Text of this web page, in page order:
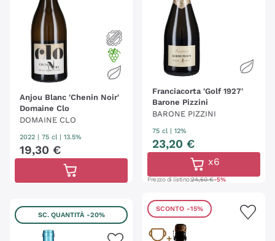
Anjou Blanc 'Chenin Noir'
Domaine Clo
DOMAINE CLO
2022 | 75 cl | 13.5%
19,30 €
Franciacorta 'Golf 1927'
Barone Pizzini
BARONE PIZZINI
75 cl | 12%
23,20 €
Prezzo di listino:24,50 €-5%
x6
SC. QUANTITÀ -20%
SCONTO -15%